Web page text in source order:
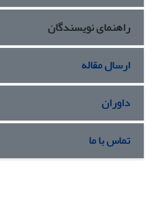
راهنمای نویسندگان
ارسال مقاله
داوران
تماس با ما